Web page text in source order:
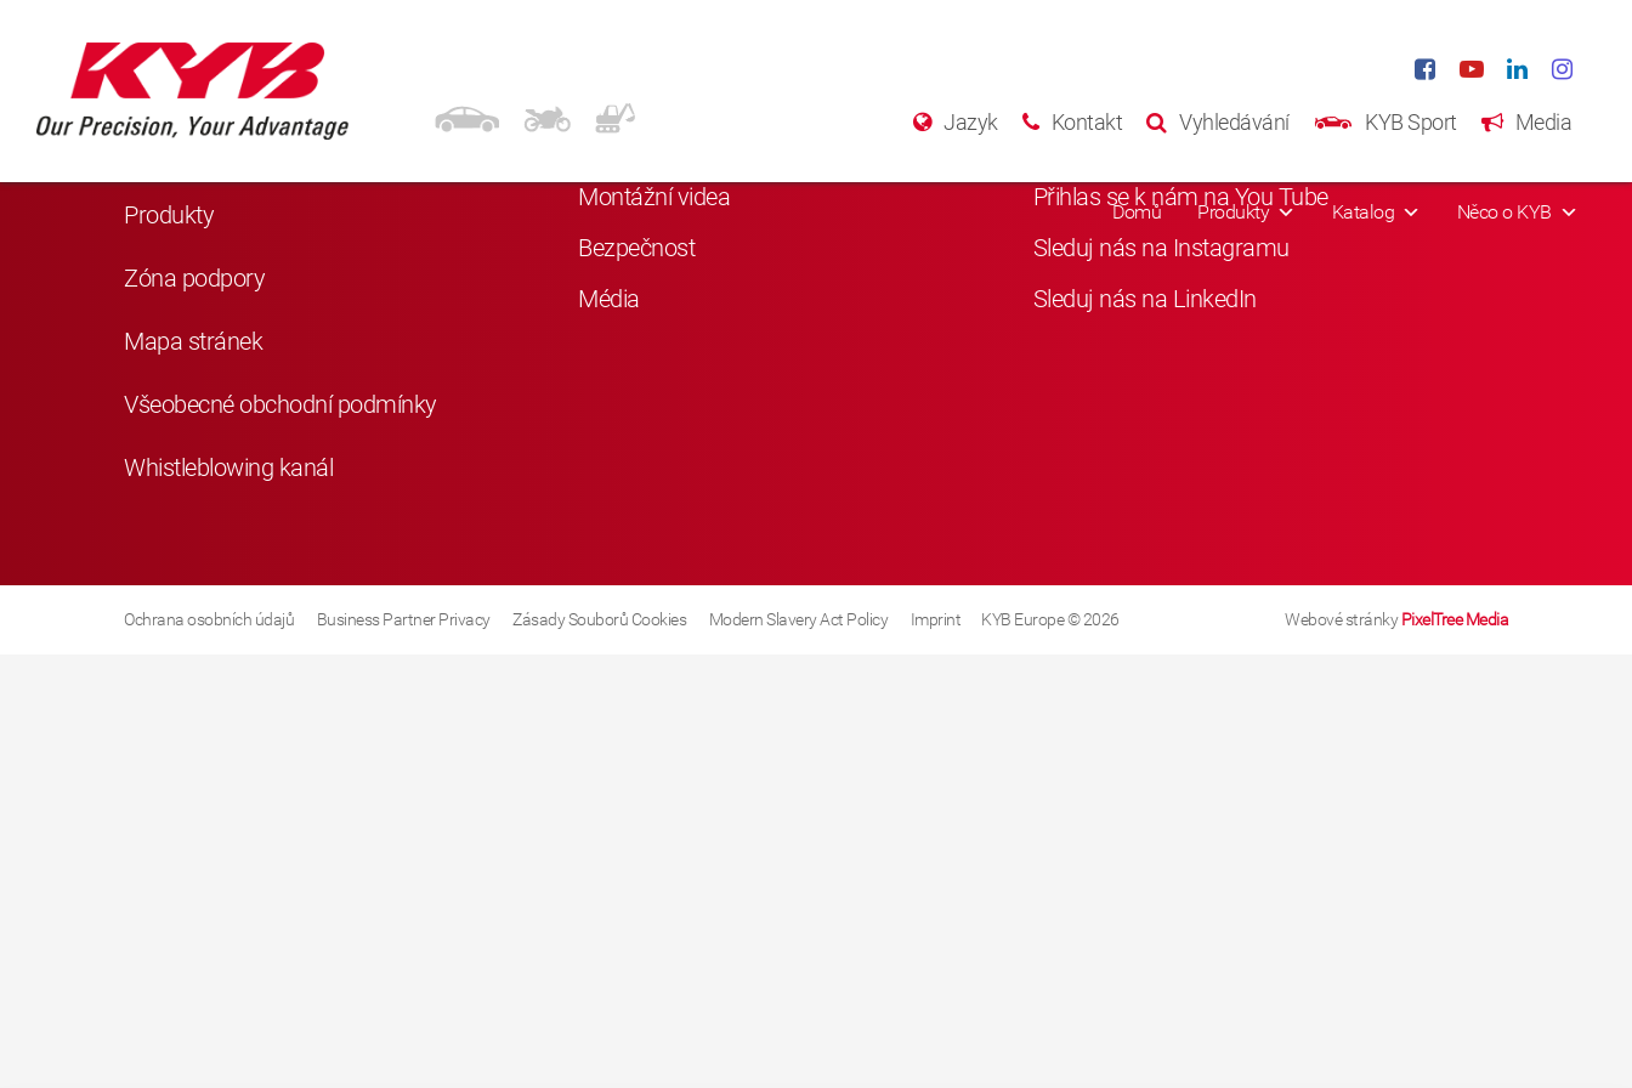
Jazyk Kontakt Vyhledávání KYB Sport Media
Domů Produkty Katalog Něco o KYB
Navigace
Produkty
Zóna podpory
Mapa stránek
Všeobecné obchodní podmínky
Whistleblowing kanál
Montážní videa
Bezpečnost
Média
Přihlas se k nám na You Tube
Sleduj nás na Instagramu
Sleduj nás na LinkedIn
Ochrana osobních údajů Business Partner Privacy Zásady Souborů Cookies Modern Slavery Act Policy Imprint KYB Europe © 2026 Webové stránkyPixelTree Media